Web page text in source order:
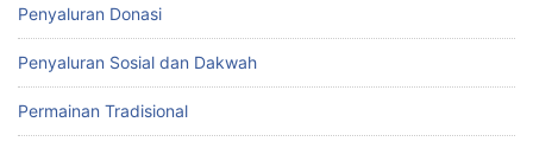
Penyaluran Donasi
Penyaluran Sosial dan Dakwah
Permainan Tradisional